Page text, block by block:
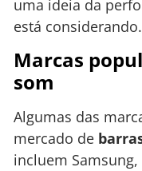
uma ideia da
está considerando.
Marcas
som
Algumas das
mercado de
incluem Samsung,